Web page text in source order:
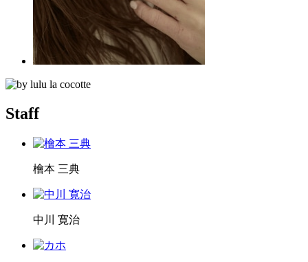
Staff
檜本 三典
中川 寛治